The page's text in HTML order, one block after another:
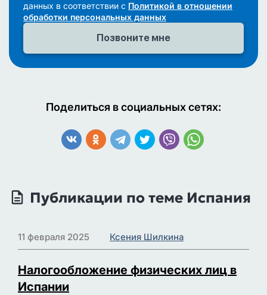
данных в соответствии с Политикой в отношении
обработки персональных данных
Поделиться в социальных сетях:
Публикации по теме Испания
11 февраля 2025 Ксения Шилкина
Налогообложение физических лиц в
Испании